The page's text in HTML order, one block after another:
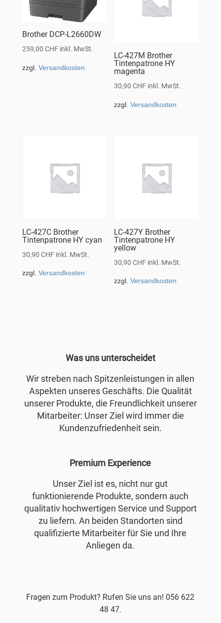
Brother DCP-L2660DW
259,00 CHF inkl. MwSt.
zzgl. Versandkosten
LC-427M Brother
Tintenpatrone HY
magenta
30,90CHF inkl. MwSt.
zzgl.Versandkosten
LC-427C Brother
Tintenpatrone HY cyan
30,90 CHF inkl. MwSt.
zzgl. Versandkosten
LC-427Y Brother
Tintenpatrone HY
yellow
30,90CHF inkl. MwSt.
zzgl.Versandkosten
Was uns unterscheidet
Wir streben nach Spitzenleistungen in allen
Aspekten unseres Geschäfts. Die Qualität
unserer Produkte, die Freundlichkeit unserer
Mitarbeiter: Unser Ziel wird immer die
Kundenzufriedenheit sein.
Premium Experience
Unser Ziel ist es, nicht nur gut
funktionierende Produkte, sondern auch
qualitativ hochwertigen Service und Support
zu liefern. An beiden Standorten sind
qualifizierte Mitarbeiter für Sie und Ihre
Anliegen da.
Fragen zum Produkt? Rufen Sie uns an! 056 622
48 47.